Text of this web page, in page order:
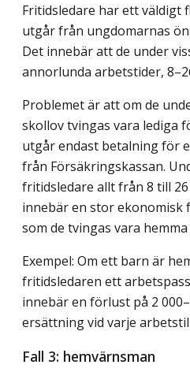
Fritidsledare har ett väldigt
utgår från ungdomarnas
Det innebär att de under
annorlunda arbetstider,
Problemet är att om de
skollov tvingas vara lediga
utgår endast betalning för
från Försäkringskassan.
fritidsledare allt från 8 till
innebär en stor ekonomisk
som de tvingas vara
Exempel: Om ett barn är
fritidsledaren ett
innebär en förlust på 2
ersättning vid varje
Fall 3: hemvärnsman